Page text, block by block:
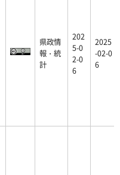
県政情
報・統
計
202
5-0
2-0
6
2025
-02-0
6